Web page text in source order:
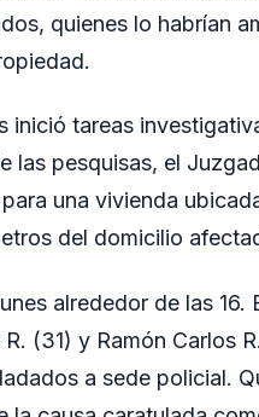
quienes lo habrían
tareas
las pesquisas, el
una vivienda
del domicilio
alrededor de las 16.
(31) y Ramón Carlos
a sede policial.